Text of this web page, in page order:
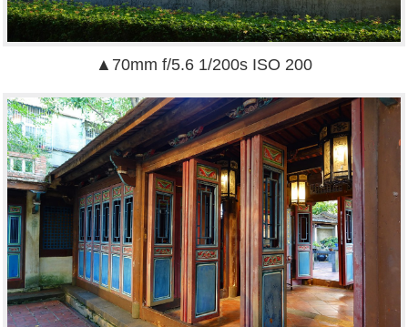
▲70mm f/5.6 1/200s ISO 200